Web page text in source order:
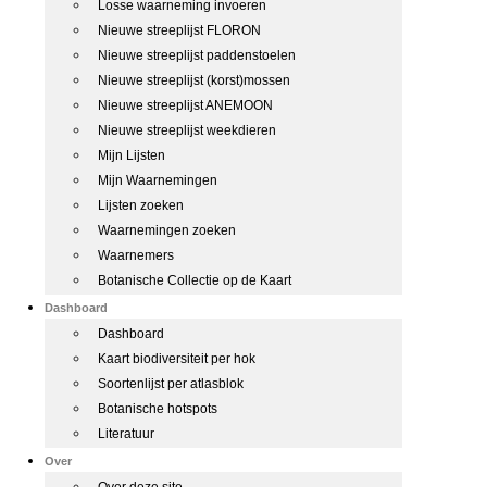
Losse waarneming invoeren
Nieuwe streeplijst FLORON
Nieuwe streeplijst paddenstoelen
Nieuwe streeplijst (korst)mossen
Nieuwe streeplijst ANEMOON
Nieuwe streeplijst weekdieren
Mijn Lijsten
Mijn Waarnemingen
Lijsten zoeken
Waarnemingen zoeken
Waarnemers
Botanische Collectie op de Kaart
Dashboard
Dashboard
Kaart biodiversiteit per hok
Soortenlijst per atlasblok
Botanische hotspots
Literatuur
Over